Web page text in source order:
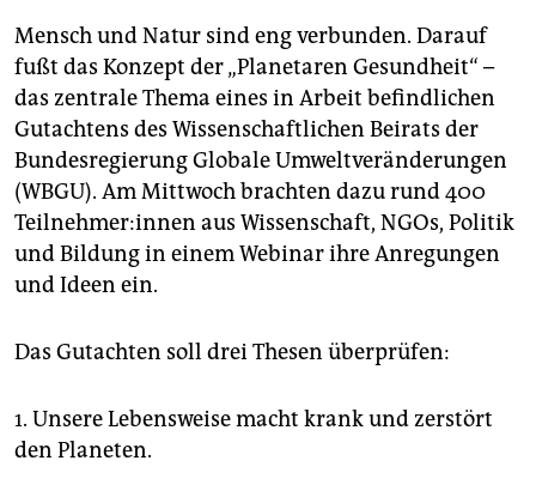
Mensch und Natur sind eng verbunden. Darauf
fußt das Konzept der „Planetaren Gesundheit“ –
das zentrale Thema eines in Arbeit befindlichen
Gutachtens des Wissenschaftlichen Beirats der
Bundesregierung Globale Umweltveränderungen
(WBGU). Am Mittwoch brachten dazu rund 400
Teil­neh­me­r:in­nen aus Wissenschaft, NGOs, Politik
und Bildung in einem Webinar ihre Anregungen
und Ideen ein.
Das Gutachten soll drei Thesen überprüfen:
1. Unsere Lebensweise macht krank und zerstört
den Planeten.